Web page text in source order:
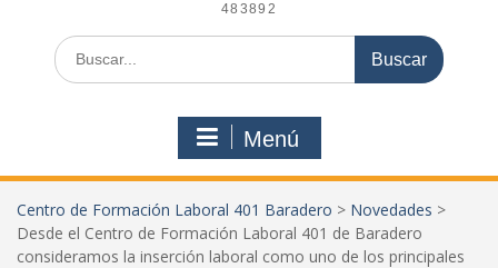
483892
Buscar:
Menú
Centro de Formación Laboral 401 Baradero > Novedades >
Desde el Centro de Formación Laboral 401 de Baradero
consideramos la inserción laboral como uno de los principales